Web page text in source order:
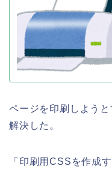
ページを印刷しよう
解決した。
「印刷用CSSを作成